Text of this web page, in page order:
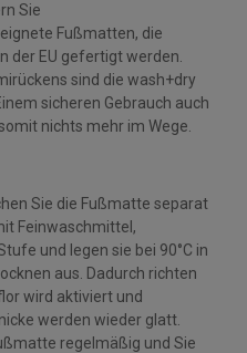
Sie
Fußmatten, die
der EU gefertigt werden.
sind die wash+dry
sicheren Gebrauch auch
nichts mehr im Wege.
Sie die Fußmatte separat
Feinwaschmittel,
und legen sie bei 90°C in
aus. Dadurch richten
wird aktiviert und
werden wieder glatt.
regelmäßig und Sie